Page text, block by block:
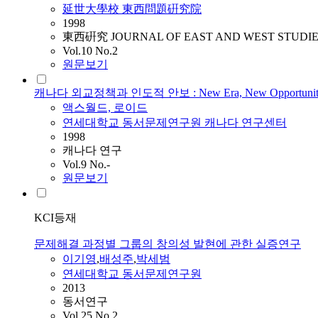
延世大學校 東西問題硏究院
1998
東西硏究 JOURNAL OF EAST AND WEST
Vol.10 No.2
원문보기
캐나다 외교정책과 인도적 안보 : New Era, New
액스월드, 로이드
연세대학교 동서문제연구원 캐나다 연구센터
1998
캐나다 연구
Vol.9 No.-
원문보기
KCI등재
문제해결 과정별 그룹의 창의성 발현에 관한 실증연구
이기영,배성주,박세범
연세대학교 동서문제연구원
2013
동서연구